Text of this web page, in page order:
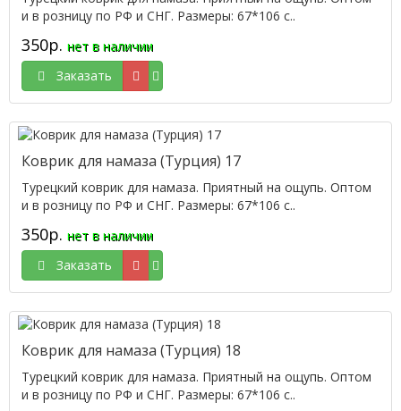
и в розницу по РФ и СНГ. Размеры: 67*106 с..
350р. нет в наличии
Заказать
Коврик для намаза (Турция) 17
Турецкий коврик для намаза. Приятный на ощупь. Оптом
и в розницу по РФ и СНГ. Размеры: 67*106 с..
350р. нет в наличии
Заказать
Коврик для намаза (Турция) 18
Турецкий коврик для намаза. Приятный на ощупь. Оптом
и в розницу по РФ и СНГ. Размеры: 67*106 с..